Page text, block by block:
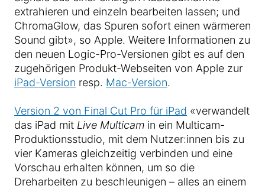
extrahieren und einzeln bearbeiten lassen; und
ChromaGlow, das Spuren sofort einen wärmeren
Sound gibt», so Apple. Weitere Informationen zu
den neuen Logic-Pro-Versionen gibt es auf den
zugehörigen Produkt-Webseiten von Apple zur
iPad-Version resp. Mac-Version.
Version 2 von Final Cut Pro für iPad «verwandelt
das iPad mit Live Multicam in ein Multicam-
Produktionsstudio, mit dem Nutzer:innen bis zu
vier Kameras gleichzeitig verbinden und eine
Vorschau erhalten können, um so die
Dreharbeiten zu beschleunigen – alles an einem